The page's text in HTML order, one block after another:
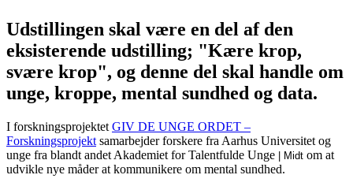
Udstillingen skal være en del af den
eksisterende udstilling; "Kære krop,
svære krop", og denne del skal handle om
unge, kroppe, mental sundhed og data.
I forskningsprojektet GIV DE UNGE ORDET –
Forskningsprojekt samarbejder forskere fra Aarhus Universitet og
unge fra blandt andet Akademiet for Talentfulde Unge
| Midt om at
udvikle nye måder at kommunikere om mental sundhed.